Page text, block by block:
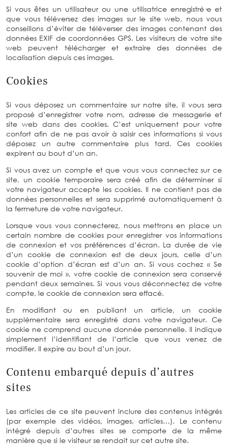
Si vous êtes un utilisateur ou une utilisatrice enregistré·e et
que vous téléversez des images sur le site web, nous vous
conseillons d’éviter de téléverser des images contenant des
données EXIF de coordonnées GPS. Les visiteurs de votre site
web peuvent télécharger et extraire des données de
localisation depuis ces images.
Cookies
Si vous déposez un commentaire sur notre site, il vous sera
proposé d’enregistrer votre nom, adresse de messagerie et
site web dans des cookies. C’est uniquement pour votre
confort afin de ne pas avoir à saisir ces informations si vous
déposez un autre commentaire plus tard. Ces cookies
expirent au bout d’un an.
Si vous avez un compte et que vous vous connectez sur ce
site, un cookie temporaire sera créé afin de déterminer si
votre navigateur accepte les cookies. Il ne contient pas de
données personnelles et sera supprimé automatiquement à
la fermeture de votre navigateur.
Lorsque vous vous connecterez, nous mettrons en place un
certain nombre de cookies pour enregistrer vos informations
de connexion et vos préférences d’écran. La durée de vie
d’un cookie de connexion est de deux jours, celle d’un
cookie d’option d’écran est d’un an. Si vous cochez « Se
souvenir de moi », votre cookie de connexion sera conservé
pendant deux semaines. Si vous vous déconnectez de votre
compte, le cookie de connexion sera effacé.
En modifiant ou en publiant un article, un cookie
supplémentaire sera enregistré dans votre navigateur. Ce
cookie ne comprend aucune donnée personnelle. Il indique
simplement l’identifiant de l’article que vous venez de
modifier. Il expire au bout d’un jour.
Contenu embarqué depuis d’autres
sites
Les articles de ce site peuvent inclure des contenus intégrés
(par exemple des vidéos, images, articles…). Le contenu
intégré depuis d’autres sites se comporte de la même
manière que si le visiteur se rendait sur cet autre site.